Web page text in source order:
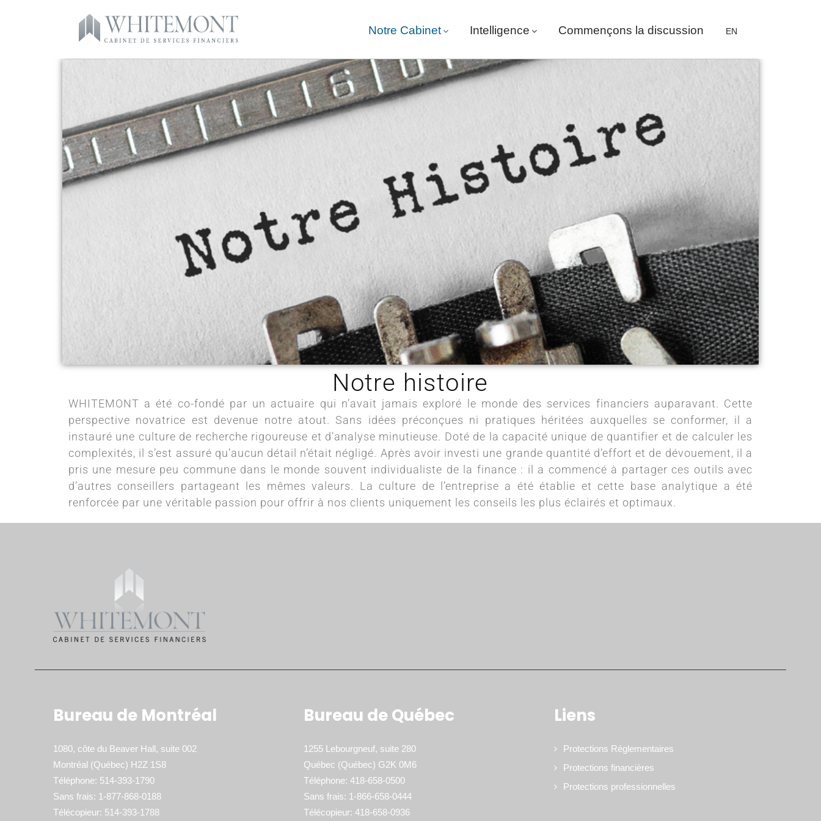
Notre Cabinet Intelligence Commençons la discussion EN
Notre histoire
WHITEMONT a été co-fondé par un actuaire qui n’avait jamais exploré le monde des services financiers auparavant. Cette
perspective novatrice est devenue notre atout. Sans idées préconçues ni pratiques héritées auxquelles se conformer, il a
instauré une culture de recherche rigoureuse et d’analyse minutieuse. Doté de la capacité unique de quantifier et de calculer les
complexités, il s’est assuré qu’aucun détail n’était négligé. Après avoir investi une grande quantité d’effort et de dévouement, il a
pris une mesure peu commune dans le monde souvent individualiste de la finance : il a commencé à partager ces outils avec
d’autres conseillers partageant les mêmes valeurs. La culture de l’entreprise a été établie et cette base analytique a été
renforcée par une véritable passion pour offrir à nos clients uniquement les conseils les plus éclairés et optimaux.
Bureau de Montréal
1080, côte du Beaver Hall, suite 002
Montréal (Québec) H2Z 1S8
Téléphone: 514-393-1790
Sans frais: 1-877-868-0188
Télécopieur: 514-393-1788
Bureau de Québec
1255 Lebourgneuf, suite 280
Québec (Québec) G2K 0M6
Téléphone: 418-658-0500
Sans frais: 1-866-658-0444
Télécopieur: 418-658-0936
Liens
Protections Réglementaires
Protections financières
Protections professionnelles